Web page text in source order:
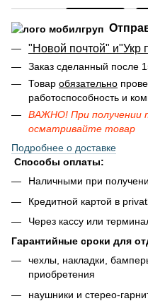
"Новой почтой" и"Укр
Заказ сделанный после
Товар обязательно
работоспособность и
ВАЖНО! При получении
осматривайте товар
Подробнее о доставке
Способы оплаты:
Наличными при
Кредитной картой в
Через кассу или
Гарантийные сроки для
чехлы, накладки,
приобретения
наушники и стерео-